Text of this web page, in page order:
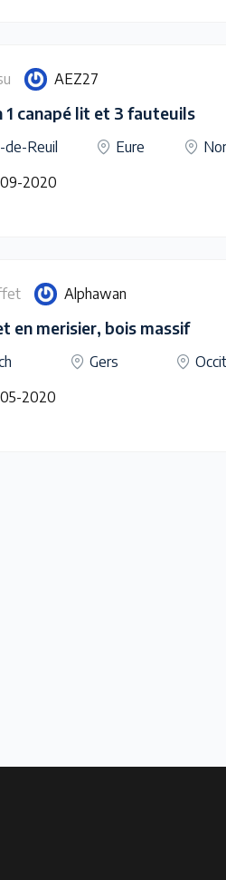
AEZ27
1 canapé lit et 3 fauteuils
de-Reuil Eure
2020
Alphawan
en merisier, bois massif
Gers
2020